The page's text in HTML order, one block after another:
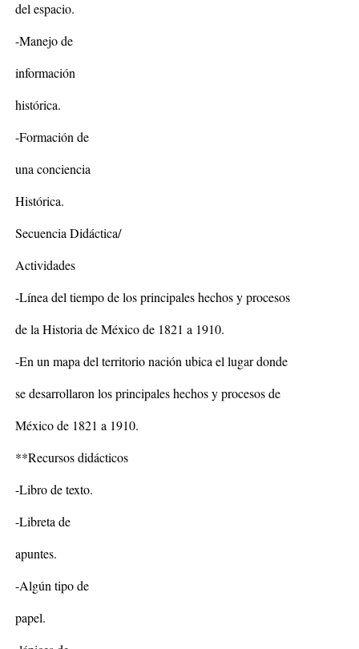
del espacio.
-Manejo de
información
histórica.
-Formación de
una conciencia
Histórica.
Secuencia Didáctica/
Actividades
-Línea del tiempo de los principales hechos y procesos
de la Historia de México de 1821 a 1910.
-En un mapa del territorio nación ubica el lugar donde
se desarrollaron los principales hechos y procesos de
México de 1821 a 1910.
**Recursos didácticos
-Libro de texto.
-Libreta de
apuntes.
-Algún tipo de
papel.